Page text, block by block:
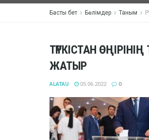
Басты бет Бөлімдер Таным
ТҮРКІСТАН
ЖАТЫР
ALATAU 05.06.2022 0